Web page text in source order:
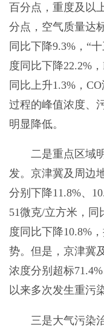
百分点，重度及以
分点，空气质量达
同比下降9.3%，“
度同比下降22.2%
同比上升1.3%，
过程的峰值浓度、
明显降低。
二是重点区域明
发。京津冀及周边
分别下降11.8%、
51微克/立方米，同
度同比下降10.8%
势。但是，京津冀
浓度分别超标
以来多次发生重污
三是大气污染治